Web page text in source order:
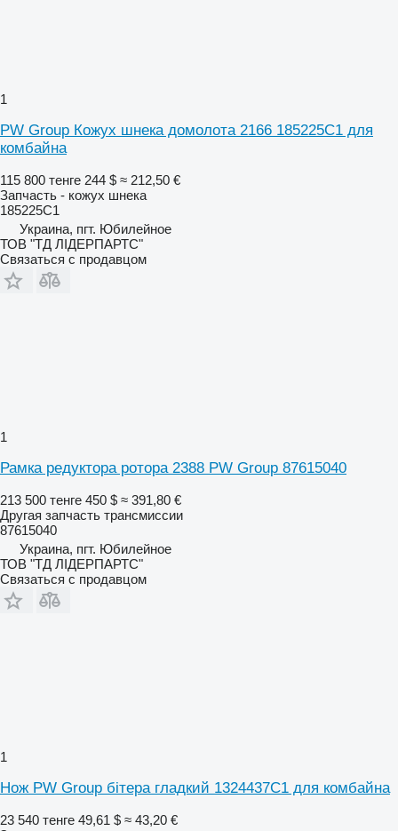
1
PW Group Кожух шнека домолота 2166 185225C1 для
комбайна
115 800 тенге 244 $ ≈ 212,50 €
Запчасть - кожух шнека
185225C1
Украина, пгт. Юбилейное
ТОВ "ТД ЛІДЕРПАРТС"
Связаться с продавцом
1
Рамка редуктора ротора 2388 PW Group 87615040
213 500 тенге 450 $ ≈ 391,80 €
Другая запчасть трансмиссии
87615040
Украина, пгт. Юбилейное
ТОВ "ТД ЛІДЕРПАРТС"
Связаться с продавцом
1
Нож PW Group бітера гладкий 1324437C1 для комбайна
23 540 тенге 49,61 $ ≈ 43,20 €